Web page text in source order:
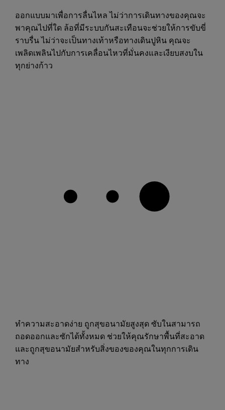
ออกแบบมาเพื่อการลื่นไหล ไม่ว่าการเดินทางของคุณจะ
พาคุณไปที่ใด ล้อที่มีระบบกันสะเทือนจะช่วยให้การขับขี่
ราบรื่น ไม่ว่าจะเป็นทางเท้าหรือทางเดินปูหิน คุณจะ
เพลิดเพลินไปกับการเคลื่อนไหวที่มั่นคงและเงียบสงบใน
ทุกย่างก้าว
ทำความสะอาดง่าย ถูกสุขอนามัยสูงสุด ซับในสามารถ
ถอดออกและซักได้ทั้งหมด ช่วยให้คุณรักษาพื้นที่สะอาด
และถูกสุขอนามัยสำหรับสิ่งของของคุณในทุกการเดิน
ทาง